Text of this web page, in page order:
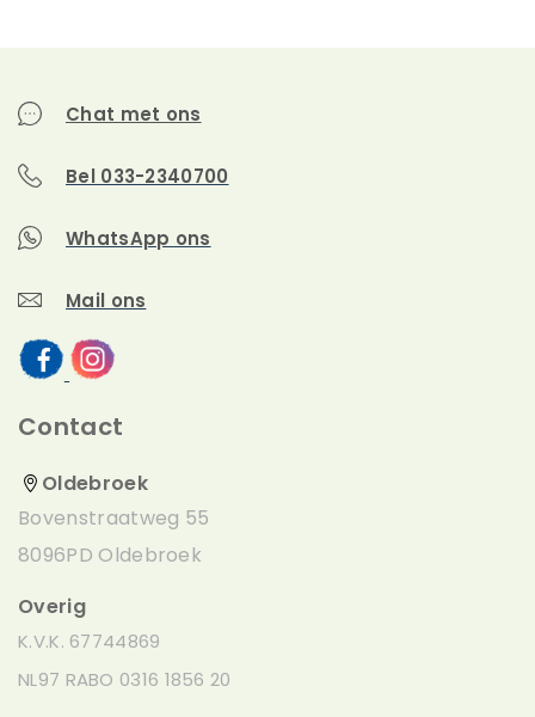
Chat met ons
Bel 033-2340700
WhatsApp ons
Mail ons
Contact
Oldebroek
Bovenstraatweg 55
8096PD Oldebroek
Overig
K.V.K. 67744869
NL97 RABO 0316 1856 20